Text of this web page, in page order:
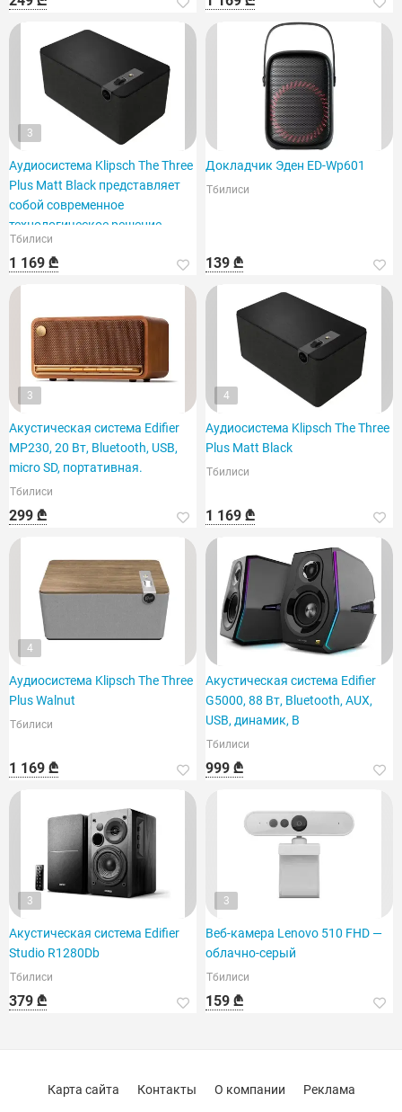
3
Аудиосистема Klipsch The Three
Plus Matt Black представляет
собой современное
технологическое решение.
Тбилиси
1 169 ₾
Докладчик Эден ED-Wp601
Тбилиси
139 ₾
3
Акустическая система Edifier
MP230, 20 Вт, Bluetooth, USB,
micro SD, портативная.
Тбилиси
299 ₾
4
Аудиосистема Klipsch The Three
Plus Matt Black
Тбилиси
1 169 ₾
4
Аудиосистема Klipsch The Three
Plus Walnut
Тбилиси
1 169 ₾
Акустическая система Edifier
G5000, 88 Вт, Bluetooth, AUX,
USB, динамик, B
Тбилиси
999 ₾
3
Акустическая система Edifier
Studio R1280Db
Тбилиси
379 ₾
3
Веб-камера Lenovo 510 FHD —
облачно-серый
Тбилиси
159 ₾
Карта сайта Контакты О компании Реклама